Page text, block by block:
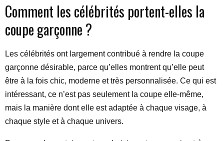
Comment les célébrités portent-elles la
coupe garçonne ?
Les célébrités ont largement contribué à rendre la coupe
garçonne désirable, parce qu’elles montrent qu’elle peut
être à la fois chic, moderne et très personnalisée. Ce qui est
intéressant, ce n’est pas seulement la coupe elle-même,
mais la manière dont elle est adaptée à chaque visage, à
chaque style et à chaque univers.